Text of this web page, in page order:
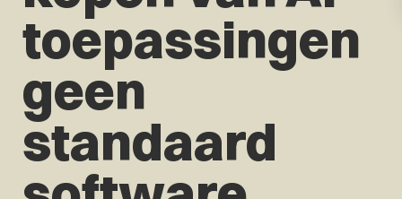
toepassingen
geen
standaard